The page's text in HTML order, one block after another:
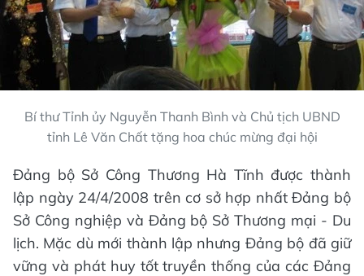
Bí thư Tỉnh ủy Nguyễn Thanh Bình và Chủ tịch UBND
tỉnh Lê Văn Chất tặng hoa chúc mừng đại hội
Đảng bộ Sở Công Thương Hà Tĩnh được thành
lập ngày 24/4/2008 trên cơ sở hợp nhất Đảng bộ
Sở Công nghiệp và Đảng bộ Sở Thương mại - Du
lịch. Mặc dù mới thành lập nhưng Đảng bộ đã giữ
vững và phát huy tốt truyền thống của các Đảng